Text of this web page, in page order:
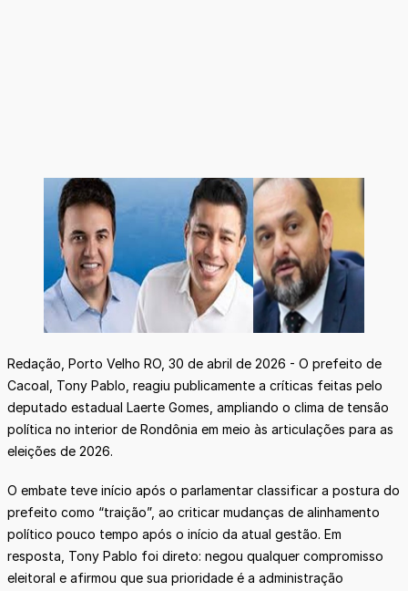
Redação, Porto Velho RO, 30 de abril de 2026 - O prefeito de
Cacoal, Tony Pablo, reagiu publicamente a críticas feitas pelo
deputado estadual Laerte Gomes, ampliando o clima de tensão
política no interior de Rondônia em meio às articulações para as
eleições de 2026.
O embate teve início após o parlamentar classificar a postura do
prefeito como “traição”, ao criticar mudanças de alinhamento
político pouco tempo após o início da atual gestão. Em
resposta, Tony Pablo foi direto: negou qualquer compromisso
eleitoral e afirmou que sua prioridade é a administração